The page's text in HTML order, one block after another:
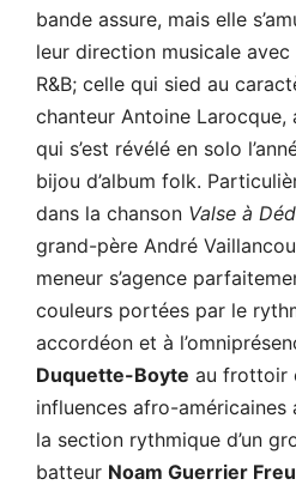
bande assure, mais elle
leur direction musicale
R&B; celle qui sied au
chanteur Antoine Larocque,
qui s’est révélé en solo
bijou d’album folk.
dans la chanson Valse à
grand-père André
meneur s’agence
couleurs portées par le
accordéon et à
Duquette-Boyte au frottoir
influences afro-
la section rythmique d’un
batteur Noam Guerrier